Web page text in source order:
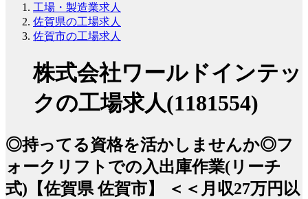
工場・製造業求人
佐賀県の工場求人
佐賀市の工場求人
株式会社ワールドインテッ
クの工場求人(1181554)
◎持ってる資格を活かしませんか◎フ
ォークリフトでの入出庫作業(リーチ
式)【佐賀県 佐賀市】 ＜＜月収27万円以